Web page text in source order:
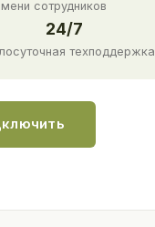
сотрудников
24/7
техподдержка